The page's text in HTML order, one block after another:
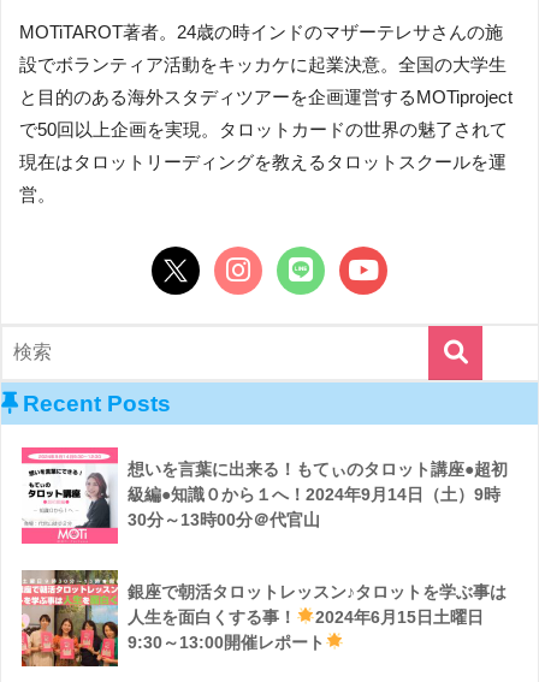
MOTiTAROT著者。24歳の時インドのマザーテレサさんの施
設でボランティア活動をキッカケに起業決意。全国の大学生
と目的のある海外スタディツアーを企画運営するMOTiproject
で50回以上企画を実現。タロットカードの世界の魅了されて
現在はタロットリーディングを教えるタロットスクールを運
営。
Recent Posts
想いを言葉に出来る！もてぃのタロット講座●超初
級編●知識０から１へ！2024年9月14日（土）9時
30分～13時00分＠代官山
銀座で朝活タロットレッスン♪タロットを学ぶ事は
人生を面白くする事！
2024年6月15日土曜日
9:30～13:00開催レポート